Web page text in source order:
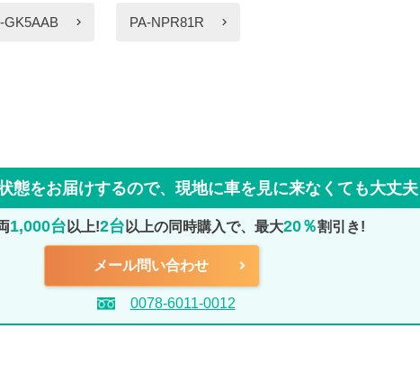
GK5AAB PA-NPR81R
態をお届けするので、 現地に車を見に来なくても大丈夫
1,000台 以上!2台 以上の同時購入で、最大20％割引き!
メール問い合わせ
0078-6011-0012